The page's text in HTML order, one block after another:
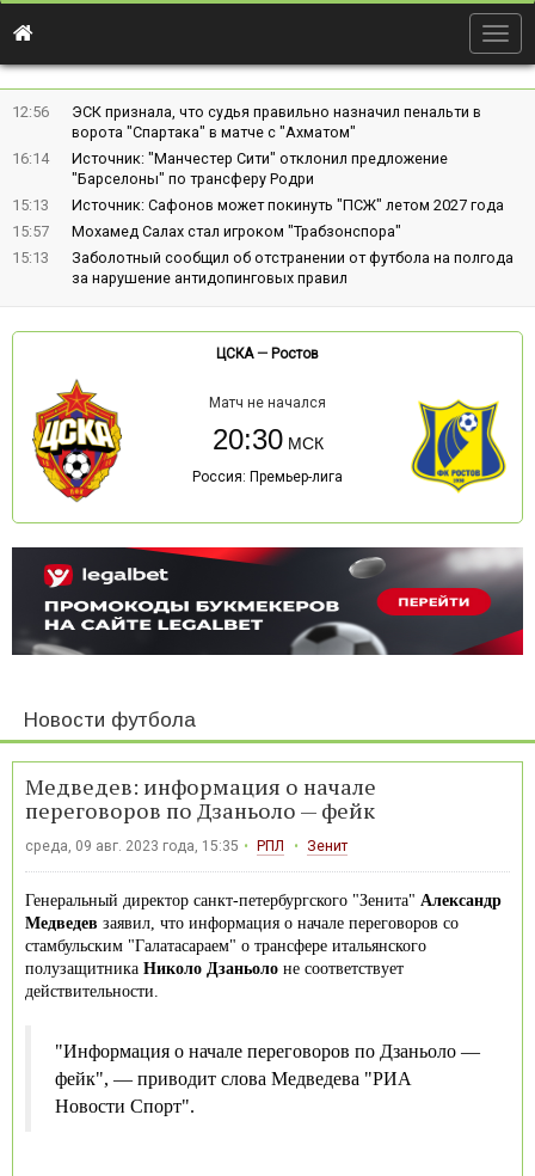
12:56
ЭСК признала, что судья правильно назначил пенальти в
ворота "Спартака" в матче с "Ахматом"
16:14
Источник: "Манчестер Сити" отклонил предложение
"Барселоны" по трансферу Родри
15:13
Источник: Сафонов может покинуть "ПСЖ" летом 2027 года
15:57
Мохамед Салах стал игроком "Трабзонспора"
15:13
Заболотный сообщил об отстранении от футбола на полгода
за нарушение антидопинговых правил
ЦСКА— Ростов
Матч не начался
20:30
Россия: Премьер-лига
Новости футбола
Медведев: информация о начале
переговоров по Дзаньоло — фейк
среда, 09 авг. 2023 года, 15:35 РПЛ Зенит
Генеральный директор санкт-петербургского "Зенита" Александр
Медведев заявил, что информация о начале переговоров со
стамбульским "Галатасараем" о трансфере итальянского
полузащитника Николо Дзаньоло не соответствует
действительности.
"Информация о начале переговоров по Дзаньоло —
фейк", — приводит слова Медведева "РИА
Новости Спорт".